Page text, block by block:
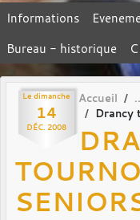
Informations
Bureau - historique
Le dimanche
14
DÉC. 2008
Accueil
Drancy